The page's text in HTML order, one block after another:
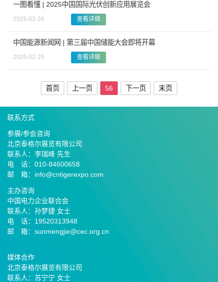
一图看懂 | 2025中国国际光伏创新应用展览会
2025-02-26 查看详细
中国能源新闻网 | 第三届中国储能大会即将开幕
2025-02-25 查看详细
首页 上一页 56 下一页 末页
联系方式
参展/参会咨询
北京泰格尔展览有限公司
联系人：李瑞峰 先生
电 话：010-84600658
邮 箱：info@cntigerexpo.com
主办咨询
中国电力企业联合会
联系人：孙梦捷 女士
电 话：19520313948
邮 箱：sunmengjie@cec.org.cn
媒体合作
北京泰格尔展览有限公司
联系人：苏宁宁 女士